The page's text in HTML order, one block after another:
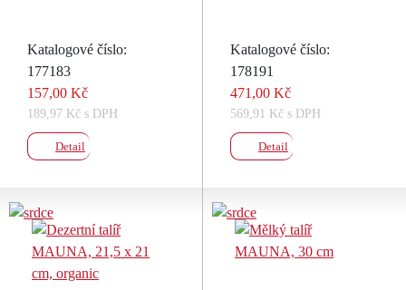
Katalogové číslo:
177183
157,00 Kč
189,97 Kč s DPH
Detail
Katalogové číslo:
178191
471,00 Kč
569,91 Kč s DPH
Detail